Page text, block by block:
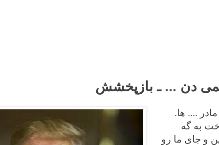
دن ... ـ بازپخشش
.... ها.
به گه
و جای ما رو